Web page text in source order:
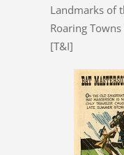
Landmarks of
Roaring
[T&I]